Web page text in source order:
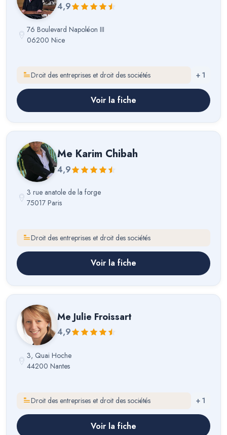
4,9
76 Boulevard Napoléon III
06200 Nice
Droit des entreprises et droit des sociétés + 1
Voir la fiche
Me Karim Chibah
4,9
3 rue anatole de la forge
75017 Paris
Droit des entreprises et droit des sociétés
Voir la fiche
Me Julie Froissart
4,9
3, Quai Hoche
44200 Nantes
Droit des entreprises et droit des sociétés + 1
Voir la fiche